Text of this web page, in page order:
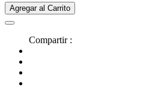
Agregar al Carrito
Compartir :